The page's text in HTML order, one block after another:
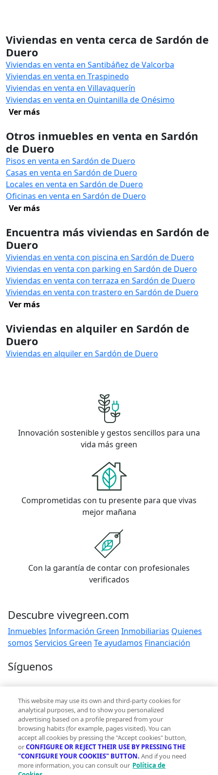
Viviendas en venta cerca de Sardón de
Duero
Viviendas en venta en Santibáñez de Valcorba
Viviendas en venta en Traspinedo
Viviendas en venta en Villavaquerín
Viviendas en venta en Quintanilla de Onésimo
Ver más
Otros inmuebles en venta en Sardón
de Duero
Pisos en venta en Sardón de Duero
Casas en venta en Sardón de Duero
Locales en venta en Sardón de Duero
Oficinas en venta en Sardón de Duero
Ver más
Encuentra más viviendas en Sardón de
Duero
Viviendas en venta con piscina en Sardón de Duero
Viviendas en venta con parking en Sardón de Duero
Viviendas en venta con terraza en Sardón de Duero
Viviendas en venta con trastero en Sardón de Duero
Ver más
Viviendas en alquiler en Sardón de
Duero
Viviendas en alquiler en Sardón de Duero
Innovación sostenible y gestos sencillos para una
vida más green
Comprometidas con tu presente para que vivas
mejor mañana
Con la garantía de contar con profesionales
verificados
Descubre vivegreen.com
Inmuebles Información Green Inmobiliarias Quienes
somos Servicios Green Te ayudamos Financiación
Síguenos
Contacto
hola@vivegreen.com
Aviso Legal
This website may use its own and third-party cookies for
analytical purposes, and to show you personalized
advertising based on a profile prepared from your
browsing habits (for example, pages visited). You can
accept all cookies by pressing the "Accept cookies" button,
orCONFIGURE OR REJECT THEIR USE BY PRESSING THE
"CONFIGURE YOUR COOKIES" BUTTON. And if you need
more information, you can consult our Política de